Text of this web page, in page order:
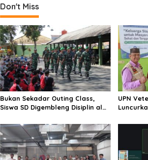
Don't Miss
Bukan Sekadar Outing Class,
Siswa SD Digembleng Disiplin ala
UPN